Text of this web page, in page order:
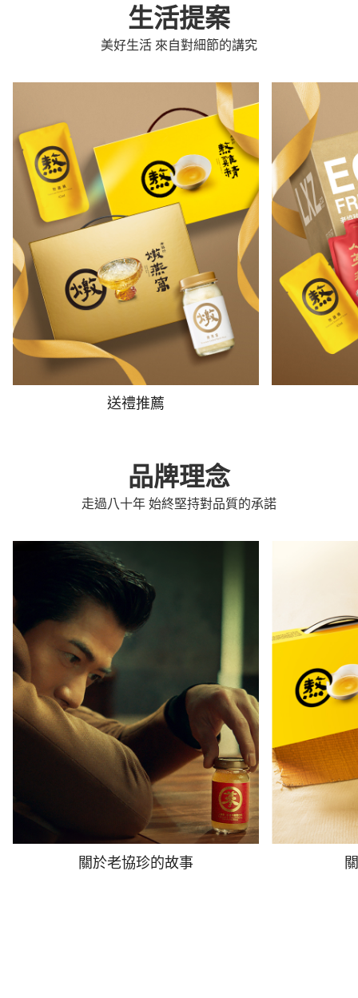
生活提案
美好生活 來自對細節的講究
送禮推薦
品牌理念
走過八十年 始終堅持對品質的承諾
關於老協珍的故事